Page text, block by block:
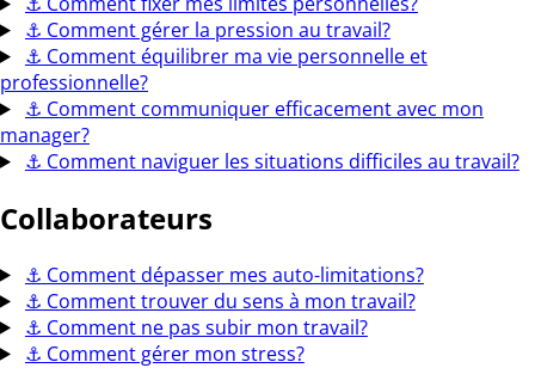
⚓ Comment gérer la pression au travail?
⚓ Comment équilibrer ma vie personnelle et
professionnelle?
⚓ Comment communiquer efficacement avec mon
manager?
⚓ Comment naviguer les situations difficiles au travail?
Collaborateurs
⚓ Comment dépasser mes auto-limitations?
⚓ Comment trouver du sens à mon travail?
⚓ Comment ne pas subir mon travail?
⚓ Comment gérer mon stress?